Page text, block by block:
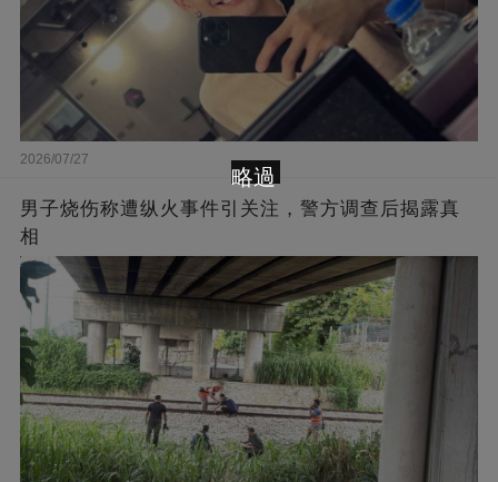
2026/07/27
男子烧伤称遭纵火事件引关注，警方调查后揭露真
相
略過